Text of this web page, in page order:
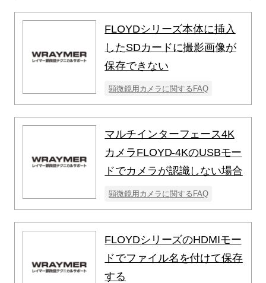
FLOYDシリーズ本体に挿入
したSDカードに撮影画像が
保存できない
顕微鏡用カメラに関するFAQ
マルチインターフェース4K
カメラFLOYD-4KのUSBモー
ドでカメラが認識しない場合
顕微鏡用カメラに関するFAQ
FLOYDシリーズのHDMIモー
ドでファイル名を付けて保存
する